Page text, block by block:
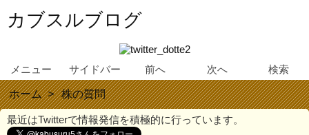
カブスルブログ
メニュー サイドバー 前へ 次へ 検索
ホーム > 株の質問
最近はTwitterで情報発信を積極的に行っています。